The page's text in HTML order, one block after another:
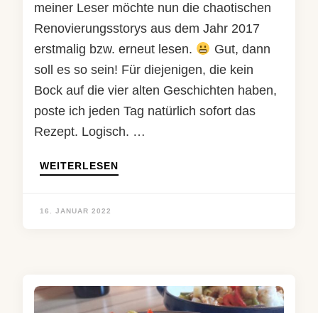
meiner Leser möchte nun die chaotischen
Renovierungsstorys aus dem Jahr 2017
erstmalig bzw. erneut lesen.
Gut, dann
soll es so sein! Für diejenigen, die kein
Bock auf die vier alten Geschichten haben,
poste ich jeden Tag natürlich sofort das
Rezept. Logisch. …
WEITERLESEN
16. JANUAR 2022